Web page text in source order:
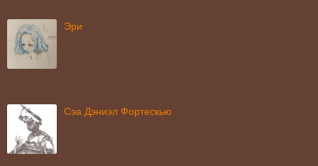
Эри
Сэа Дэниэл Фортескью